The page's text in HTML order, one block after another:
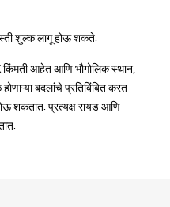
शुल्क लागू होऊ शकते.
आहेत आणि भौगोलिक स्थान,
बदलांचे प्रतिबिंबित करत
शकतात. प्रत्यक्ष रायड आणि